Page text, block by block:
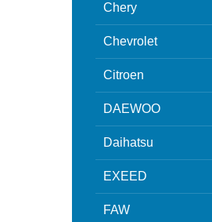
Chery
Chevrolet
Citroen
DAEWOO
Daihatsu
EXEED
FAW